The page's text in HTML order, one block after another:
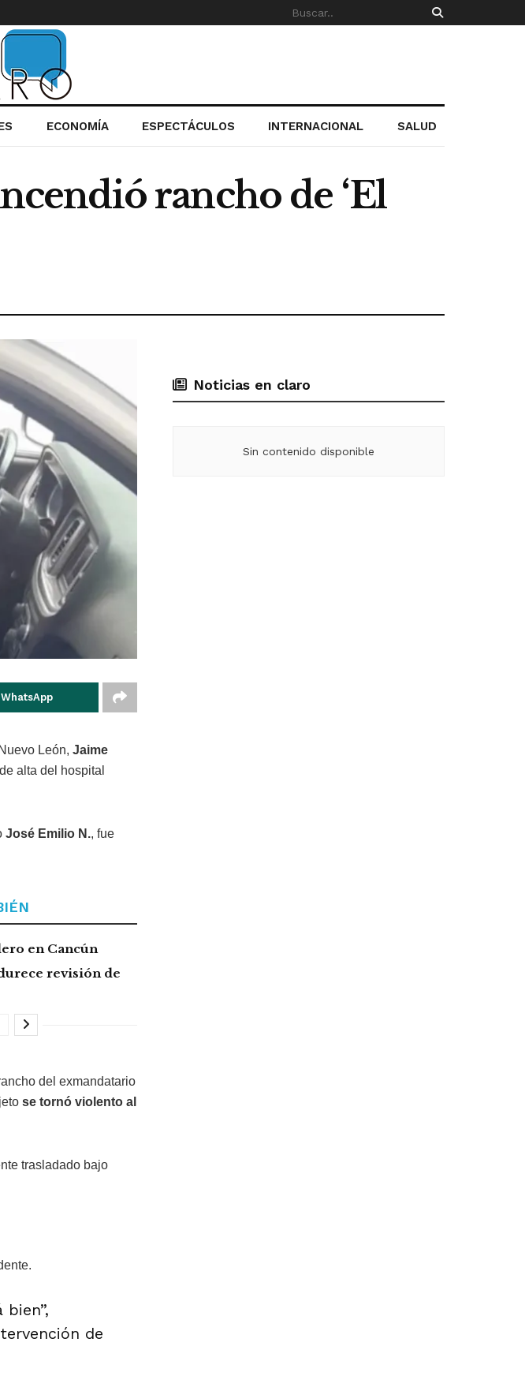
ECONOMÍA ESPECTÁCULOS INTERNACIONAL SALUD
rancho de ‘El
WhatsApp
León, Jaime
alta del hospital
José Emilio N., fue
en Cancún
revisión de
del exmandatario
se tornó violento al
trasladado bajo
de
Noticias en claro
Sin contenido disponible